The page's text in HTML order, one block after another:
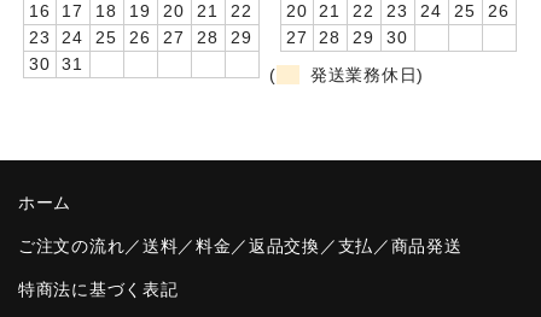
音声入りフォトフレームクロック(校歌)
スポーツウォッチ
16
17 18 19 20 21
22
23
24 25 26 27 28
29
30
31
20
21 22 23 24 25
26
27
28 29
30
(
発送業務休日)
ホーム
ご注文の流れ／送料／料金／返品交換／支払／商品発送
特商法に基づく表記